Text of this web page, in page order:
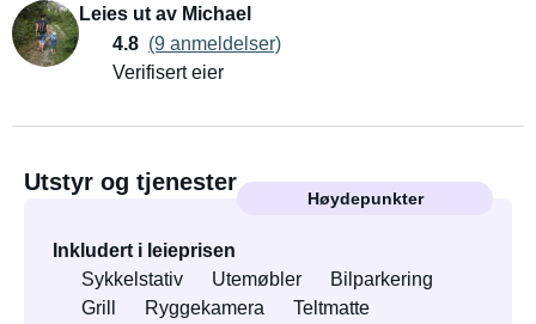
Leies ut av Michael
4.8 (9 anmeldelser)
Verifisert eier
Utstyr og tjenester
Høydepunkter
Inkludert i leieprisen
Sykkelstativ
Utemøbler
Bilparkering
Grill
Ryggekamera Teltmatte